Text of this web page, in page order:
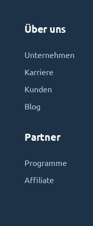
Über uns
Unternehmen
Karriere
Kunden
Blog
Partner
Programme
Affiliate